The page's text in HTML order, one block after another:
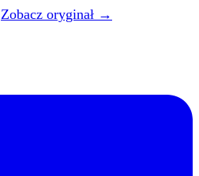
Zobacz oryginał →